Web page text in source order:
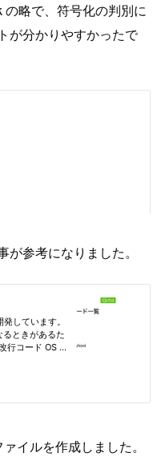
の略で、符号化の判別に
が分かりやすかったで
参考になりました。
イルを作成しました。